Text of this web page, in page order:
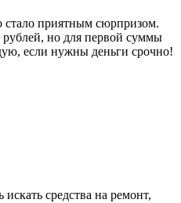
приятным сюрпризом.
но для первой суммы
если нужны деньги срочно!
средства на ремонт,